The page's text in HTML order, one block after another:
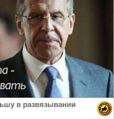
в развязывании